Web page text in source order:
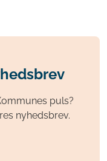
puls?
nyhedsbrev.